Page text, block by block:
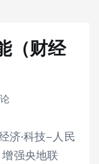
（财经
济·科技–人民
强央地联